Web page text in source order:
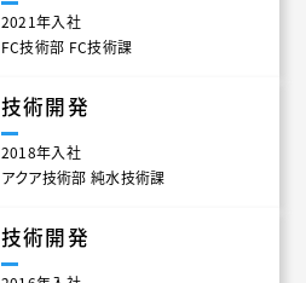
2021年入社
FC技術部 FC技術課
技術開発
2018年入社
アクア技術部 純水技術課
技術開発